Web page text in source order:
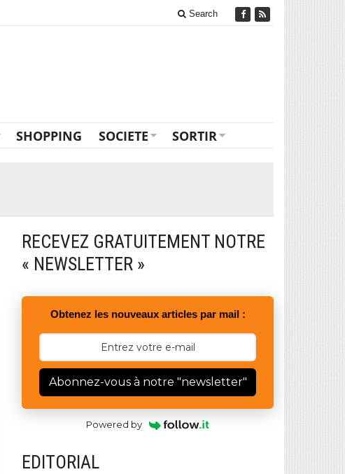
Search
SHOPPING SOCIETE SORTIR
RECEVEZ GRATUITEMENT NOTRE
« NEWSLETTER »
Obtenez les nouveaux articles par mail :
Abonnez-vous à notre "newsletter"
Powered by
EDITORIAL